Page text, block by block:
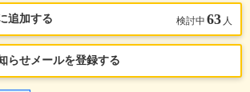
追加する 検討中 63 人
らせメールを登録する